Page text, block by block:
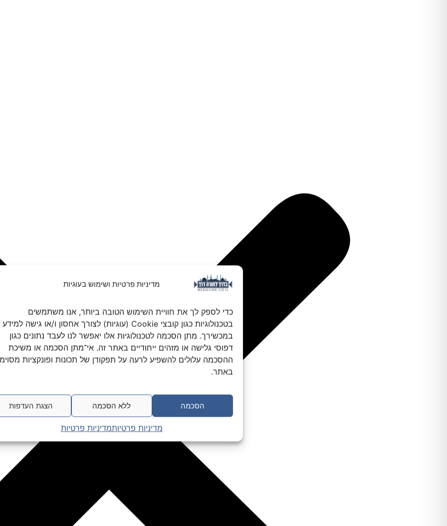
מדיניות פרטיות ושימוש בעוגיות
כדי לספק לך את חוויית השימוש הטובה ביותר, אנו משתמשים
בטכנולוגיות כגון קובצי Cookie (עוגיות) לצורך אחסון ו/או גישה למידע
במכשירך. מתן הסכמה לטכנולוגיות אלו יאפשר לנו לעבד נתונים כגון
דפוסי גלישה או מזהים ייחודיים באתר זה. אי־מתן הסכמה או משיכת
ההסכמה עלולים להשפיע לרעה על תפקודן של תכונות ופונקציות
באתר.
הסכמה ללא הסכמה הצגת העדפות
מדיניות פרטיותמדיניות פרטיות